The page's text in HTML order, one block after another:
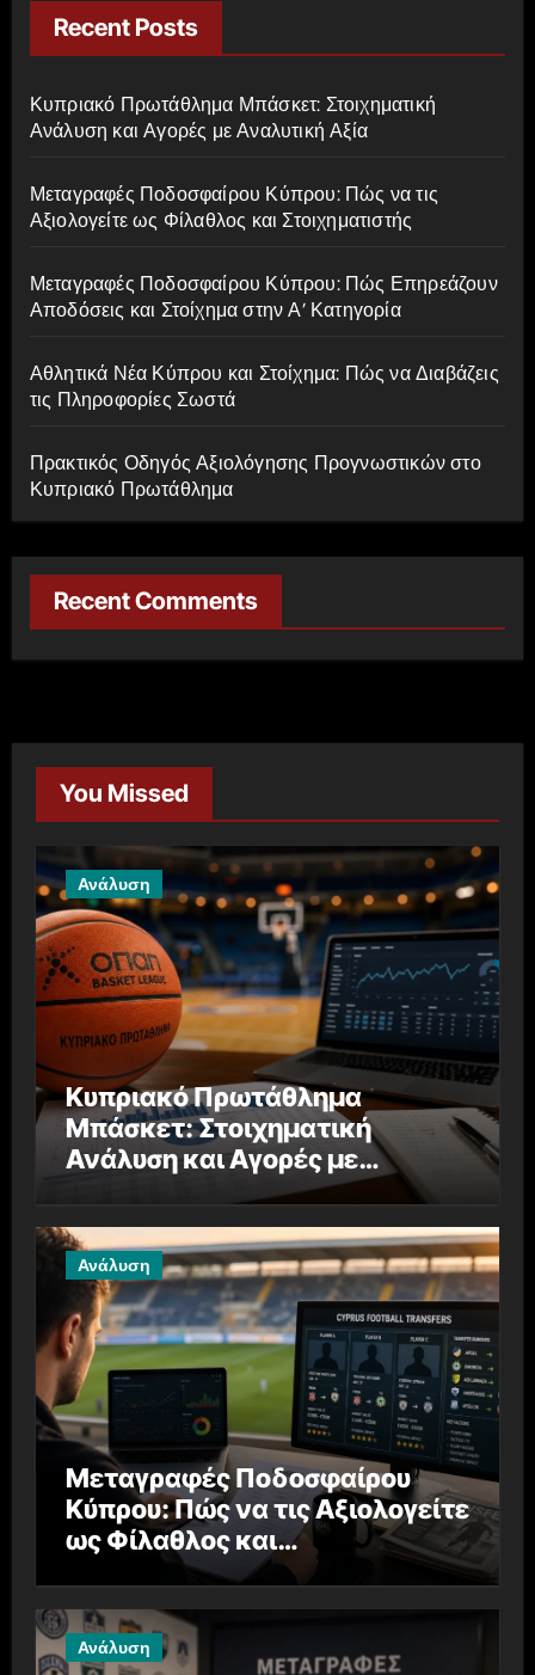
h
f
o
:
Recent Posts
Κυπριακό Πρωτάθλημα Μπάσκετ: Στοιχηματική
Ανάλυση και Αγορές με Αναλυτική Αξία
Μεταγραφές Ποδοσφαίρου Κύπρου: Πώς να τις
Αξιολογείτε ως Φίλαθλος και Στοιχηματιστής
Μεταγραφές Ποδοσφαίρου Κύπρου: Πώς Επηρεάζουν
Αποδόσεις και Στοίχημα στην Α’ Κατηγορία
Αθλητικά Νέα Κύπρου και Στοίχημα: Πώς να Διαβάζεις
τις Πληροφορίες Σωστά
Πρακτικός Οδηγός Αξιολόγησης Προγνωστικών στο
Κυπριακό Πρωτάθλημα
Recent Comments
You Missed
Ανάλυση
Κυπριακό Πρωτάθλημα
Μπάσκετ: Στοιχηματική
Ανάλυση και Αγορές με
Ανάλυση
Μεταγραφές Ποδοσφαίρου
Κύπρου: Πώς να τις Αξιολογείτε
ως Φίλαθλος και
Στοιχηματιστής
Ανάλυση